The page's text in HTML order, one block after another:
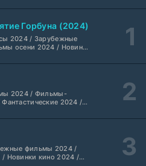
Вторая мировая война с Томом Хэнксом (2026)
2026)
2 серия
Не требуется
IQ (2026)
DubLik.TV
Горбуна (2024)
2024 / Зарубежные
осени 2024 / Новинки
фильмы / Фильмы
Интересные фильмы /
фильмы
2024 / Фильмы-
2024 /
4K UHD / Американские
фильмы 2024 /
Новинки кино 2024 /